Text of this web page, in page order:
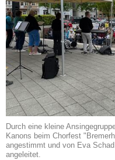
Durch eine kleine
Kanons beim Chorfest
angestimmt und von Eva
angeleitet.